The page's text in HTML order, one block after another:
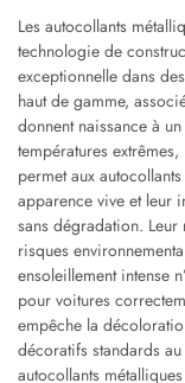
Les autocollants
technologie de
exceptionnelle dans
haut de gamme,
donnent naissance à
températures
permet aux
apparence vive et leur
sans dégradation.
risques
ensoleillement intense
pour voitures
empêche la
décoratifs standards
autocollants